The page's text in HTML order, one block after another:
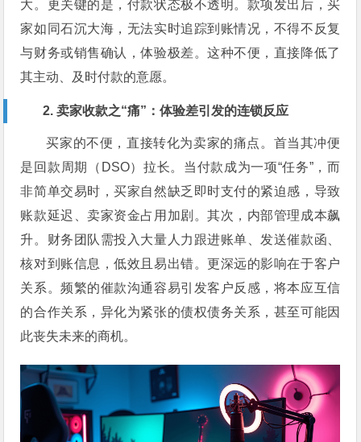
大。更关键的是，付款状态极不透明。款项发出后，买
家如同石沉大海，无法实时追踪到账情况，不得不反复
与财务或销售确认，体验极差。这种不便，直接降低了
其主动、及时付款的意愿。
2. 卖家收款之“痛”：体验差引发的连锁反应
买家的不便，直接转化为卖家的痛点。首当其冲便
是回款周期（DSO）拉长。当付款成为一项“任务”，而
非简单交易时，买家自然缺乏即时支付的紧迫感，导致
账款延迟、卖家资金占用加剧。其次，内部管理成本飙
升。财务团队需投入大量人力跟进账单、发送催款函、
核对到账信息，低效且易出错。更深远的影响在于客户
关系。频繁的催款沟通容易引发客户反感，将本应互信
的合作关系，异化为紧张的债权债务关系，甚至可能因
此丧失未来的商机。